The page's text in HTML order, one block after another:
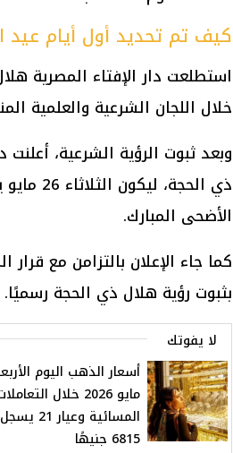
كيف تم تحديد أول أيام عيد
استطلعت دار الإفتاء المصرية
خلال اللجان الشرعية والعلمية
وبعد ثبوت الرؤية الشرعية، أعلنت
ذي الحجة، ليكون الثلاثاء 26 مايو يوم
الأضحى المبارك.
كما جاء الإعلان بالتزامن مع قرار
بثبوت رؤية هلال ذي الحجة رسميًا.
لا يفوتك
مايو 2026 خلال
المسائية وعيار 21 يسجل
6815 جنيهًا